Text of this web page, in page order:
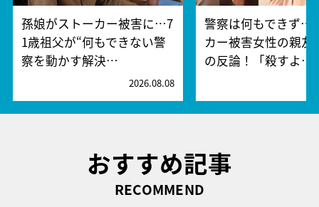
孫娘がストーカー被害に…7
1歳祖父が“何もできない警
察を動かす解決…
2026.08.08
警察は何もできず…
カー被害女性の親友
の反論！「殺すよ…
おすすめ記事
RECOMMEND